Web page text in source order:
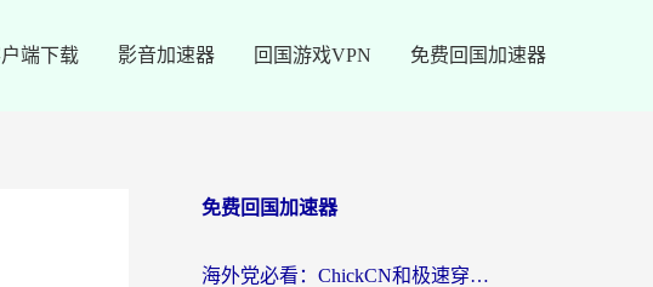
端下载 影音加速器 回国游戏VPN 免费回国加速器
免费回国加速器
海外党必看：ChickCN和极速穿梭VPN好用吗？3招教你选对回国加速器无缝刷国内资源